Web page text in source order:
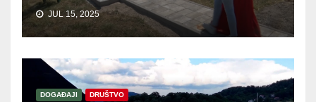
JUL 15, 2025
DOGAĐAJI DRUŠTVO